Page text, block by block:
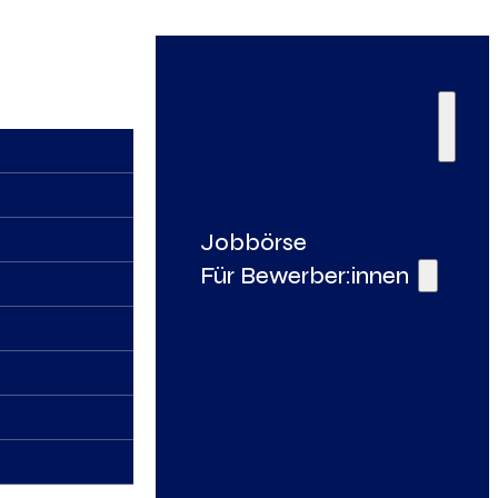
Jobbörse
Für Bewerber:innen